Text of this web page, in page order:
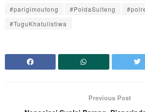
#parigimoutong
#PoldaSulteng
#TuguKhatulistiwa
Previous Post